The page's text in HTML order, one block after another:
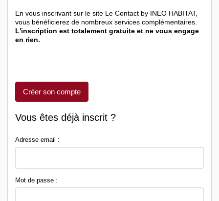
En vous inscrivant sur le site Le Contact by INEO HABITAT,
vous bénéficierez de nombreux services complémentaires.
L'inscription est totalement gratuite et ne vous engage
en rien.
Créer son compte
Vous êtes déjà inscrit ?
Adresse email :
Mot de passe :